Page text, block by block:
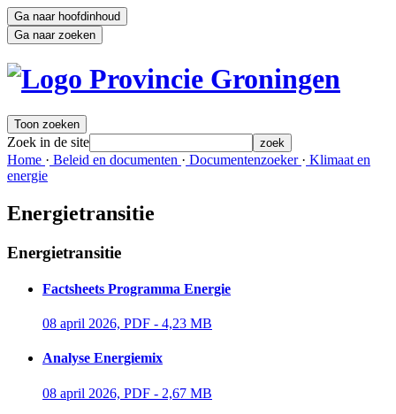
Ga naar hoofdinhoud
Ga naar zoeken
Toon zoeken
Zoek in de site zoek
Home · Beleid en documenten · Documentenzoeker · Klimaat en
energie
Energietransitie
Energietransitie
Factsheets Programma Energie
08 april 2026, PDF - 4,23 MB
Analyse Energiemix
08 april 2026, PDF - 2,67 MB